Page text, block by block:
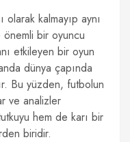
kalmayıp aynı
bir oyuncu
etkileyen bir oyun
dünya çapında
Bu yüzden, futbolun
ve analizler
hem de karı bir
biridir.